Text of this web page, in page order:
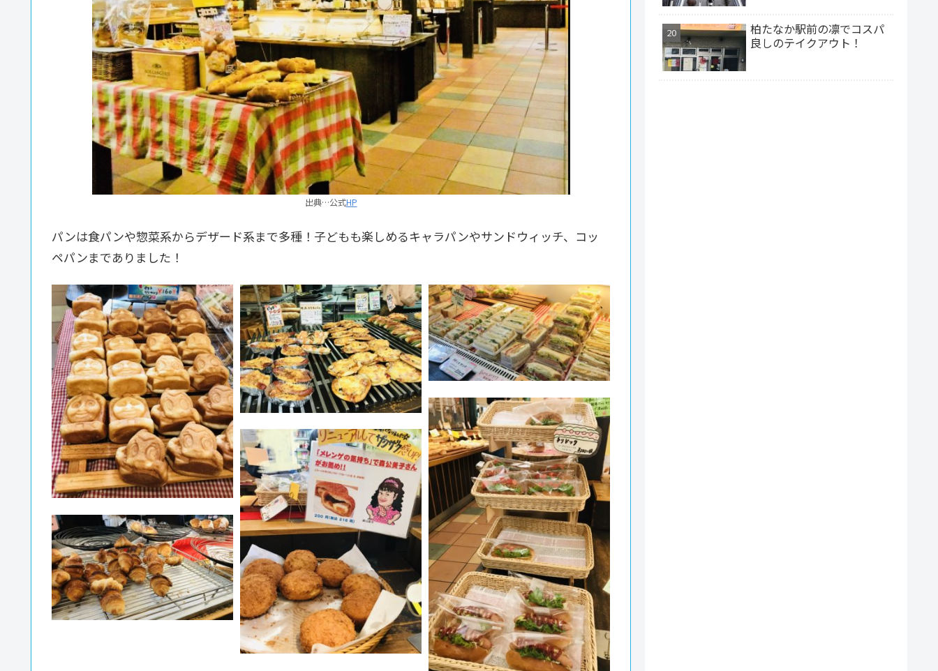
出典…公式HP
パンは食パンや惣菜系からデザード系まで多種！子どもも楽しめるキャラパンやサンドウィッチ、コッ
ペパンまでありました！
柏たなか駅前の凛でコスパ
良しのテイクアウト！